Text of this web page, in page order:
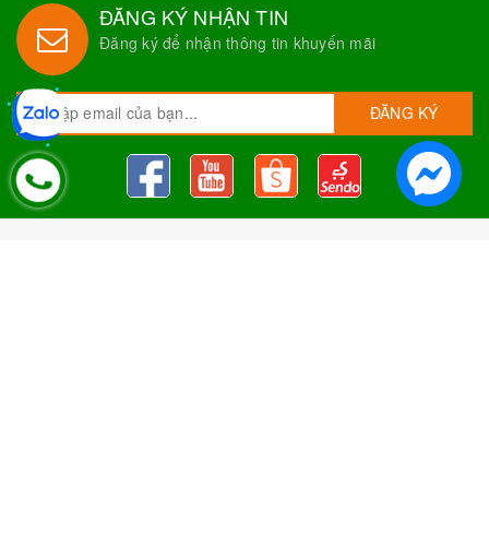
ĐĂNG KÝ NHẬN TIN
Đăng ký để nhận thông tin khuyến mãi
ĐĂNG KÝ